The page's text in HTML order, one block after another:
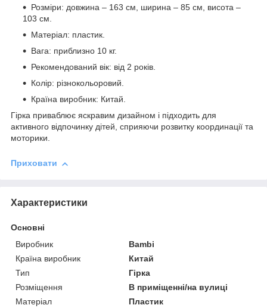
Розміри: довжина – 163 см, ширина – 85 см, висота –
103 см.
Матеріал: пластик.
Вага: приблизно 10 кг.
Рекомендований вік: від 2 років.
Колір: різнокольоровий.
Країна виробник: Китай.
Гірка приваблює яскравим дизайном і підходить для
активного відпочинку дітей, сприяючи розвитку координації та
моторики.
Приховати
Характеристики
Основні
Виробник
Bambi
Країна виробник
Китай
Тип
Гірка
Розміщення
В приміщенні/на вулиці
Матеріал
Пластик